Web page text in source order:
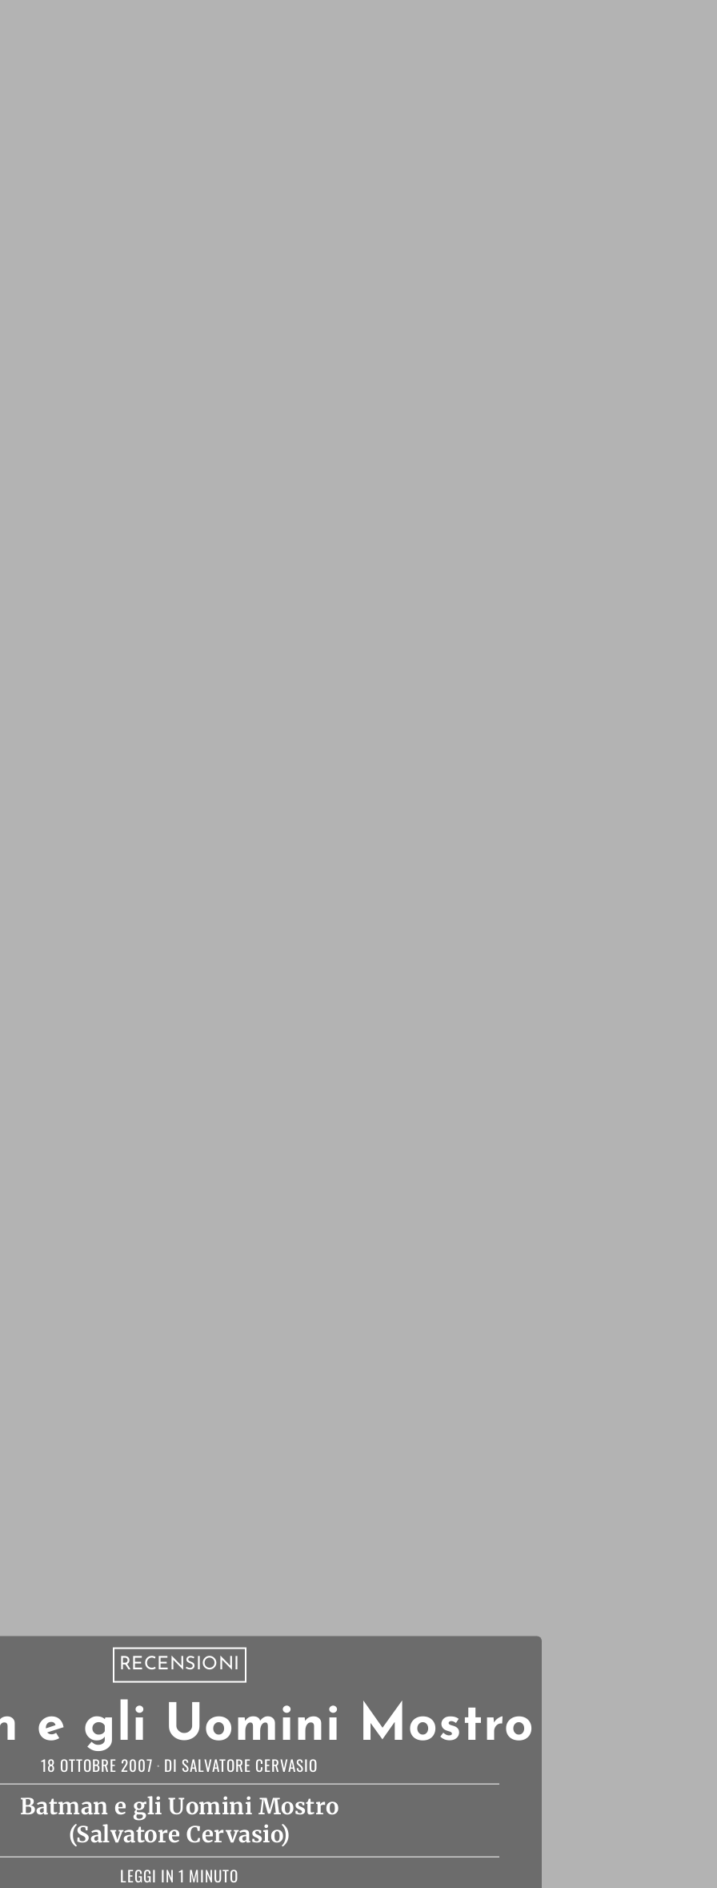
RECENSIONI
e gli Uomini Mostro
18 OTTOBRE 2007 DI SALVATORE CERVASIO
Batman e gli Uomini Mostro
(Salvatore Cervasio)
LEGGI IN 1 MINUTO